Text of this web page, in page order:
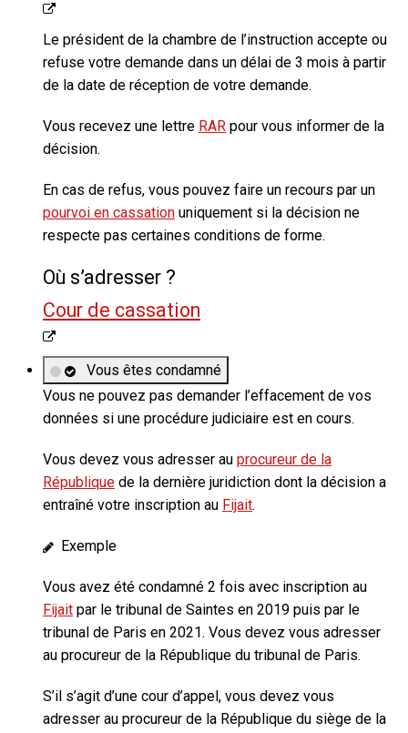
Le président de la chambre de l’instruction accepte ou
refuse votre demande dans un délai de 3 mois à partir
de la date de réception de votre demande.
Vous recevez une lettre RAR pour vous informer de la
décision.
En cas de refus, vous pouvez faire un recours par un
pourvoi en cassation uniquement si la décision ne
respecte pas certaines conditions de forme.
Où s’adresser ?
Cour de cassation
Vous êtes condamné
Vous ne pouvez pas demander l’effacement de vos
données si une procédure judiciaire est en cours.
Vous devez vous adresser au procureur de la
République de la dernière juridiction dont la décision a
entraîné votre inscription au Fijait.
Exemple
Vous avez été condamné 2 fois avec inscription au
Fijait par le tribunal de Saintes en 2019 puis par le
tribunal de Paris en 2021. Vous devez vous adresser
au procureur de la République du tribunal de Paris.
S’il s’agit d’une cour d’appel, vous devez vous
adresser au procureur de la République du siège de la